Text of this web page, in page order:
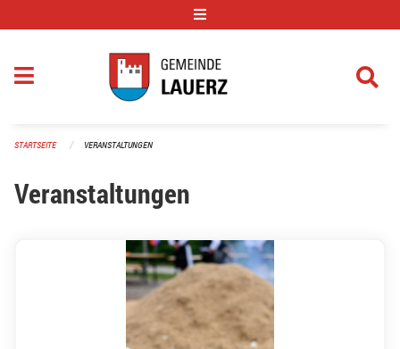
STARTSEITE VERANSTALTUNGEN
Veranstaltungen